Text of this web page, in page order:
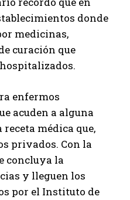
donde
medicinas,
curación que
enfermos
acuden a alguna
médica que,
privados. Con la
concluya la
y lleguen los
por el Instituto de